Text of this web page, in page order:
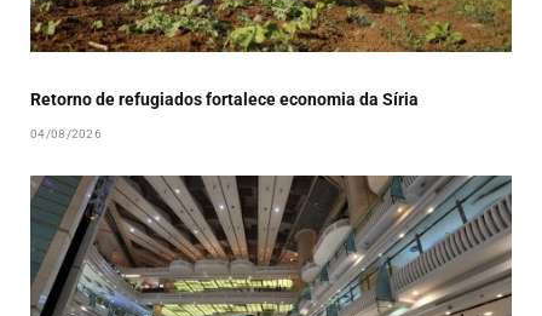
Retorno de refugiados fortalece economia da Síria
04/08/2026